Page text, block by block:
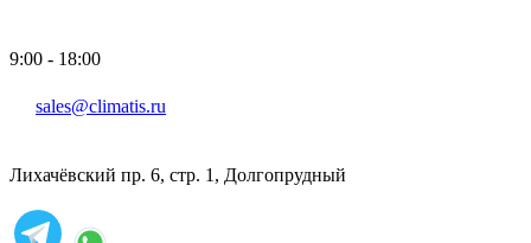
9:00 - 18:00
sales@climatis.ru
Лихачёвский пр. 6, стр. 1, Долгопрудный